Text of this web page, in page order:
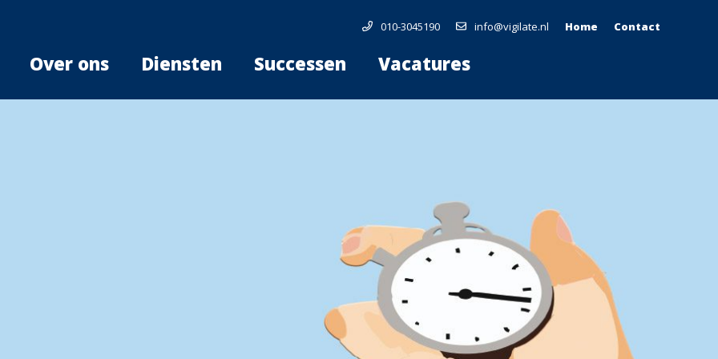
010-3045190 info@vigilate.nl Home Contact
Over ons Diensten Successen Vacatures